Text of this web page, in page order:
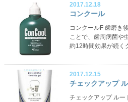
2017.12.18
コンクール
コンクールF 歯磨き
ことで、歯周病菌や
約12時間効果が続く
2017.12.15
チェックアップ
チェックアップ ルー